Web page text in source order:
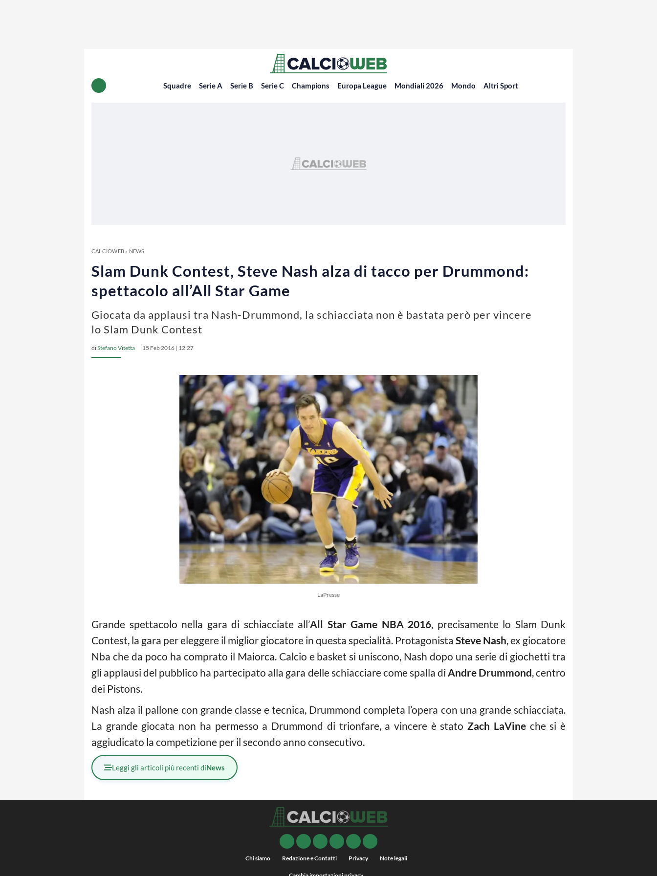
Squadre Serie A Serie B Serie C Champions Europa League Mondiali 2026 Mondo Altri Sport
CALCIOWEB» NEWS
Slam Dunk Contest, Steve Nash alza di tacco per Drummond:
spettacolo all’All Star Game
Giocata da applausi tra Nash-Drummond, la schiacciata non è bastata però per vincere
lo Slam Dunk Contest
diStefano Vitetta 15 Feb 2016 | 12:27
LaPresse
Grande spettacolo nella gara di schiacciate all’All Star Game NBA 2016, precisamente lo Slam Dunk
Contest, la gara per eleggere il miglior giocatore in questa specialità. Protagonista Steve Nash, ex giocatore
Nba che da poco ha comprato il Maiorca. Calcio e basket si uniscono, Nash dopo una serie di giochetti tra
gli applausi del pubblico ha partecipato alla gara delle schiacciare come spalla di Andre Drummond, centro
dei Pistons.
Nash alza il pallone con grande classe e tecnica, Drummond completa l’opera con una grande schiacciata.
La grande giocata non ha permesso a Drummond di trionfare, a vincere è statoZach LaVine che si è
aggiudicato la competizione per il secondo anno consecutivo.
Leggi gli articoli più recenti diNews
Chi siamo Redazione e Contatti Privacy Note legali